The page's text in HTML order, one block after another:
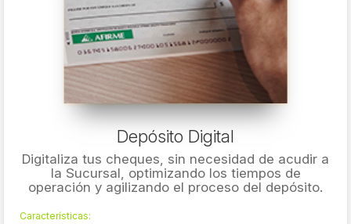
Depósito Digital
Digitaliza tus cheques, sin necesidad de acudir a
la Sucursal, optimizando los tiempos de
operación y agilizando el proceso del depósito.
Características: